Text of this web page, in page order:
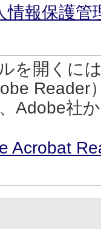
情報保護
を開くに
Reader
Adobe社
Acrobat